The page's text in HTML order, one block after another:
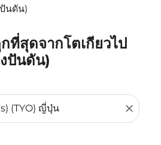
นดัน)
ที่สุดจากโตเกียวไป
ปันดัน)
close
งคุณ (ต้นทางและ/หรือปลายทาง) หรื